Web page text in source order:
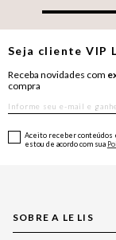
Seja clienteVIP
Receba novidades com
compra
Aceito receber conteúdos
estou de acordo com sua
SOBRE A LE LIS